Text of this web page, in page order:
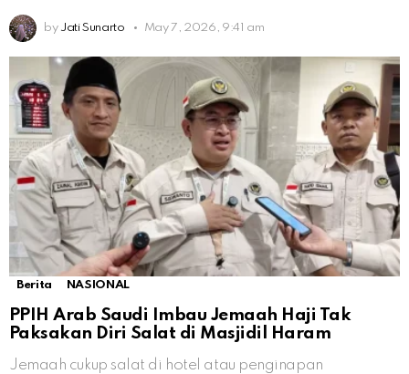
by Jati Sunarto May 7, 2026, 9:41 am
Berita NASIONAL
PPIH Arab Saudi Imbau Jemaah Haji Tak
Paksakan Diri Salat di Masjidil Haram
Jemaah cukup salat di hotel atau penginapan